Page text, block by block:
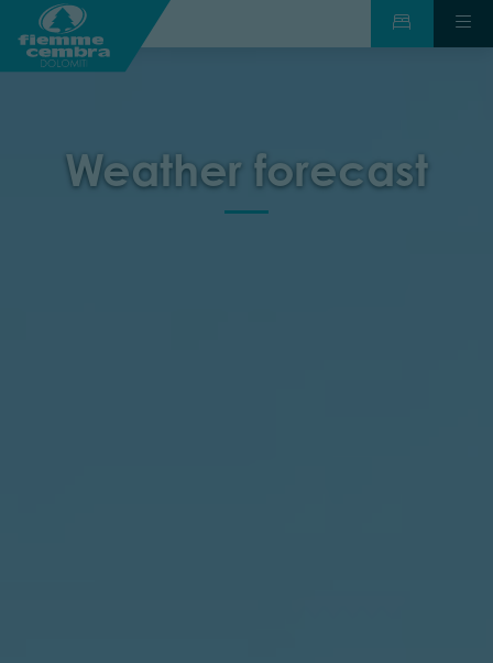
Weather forecast